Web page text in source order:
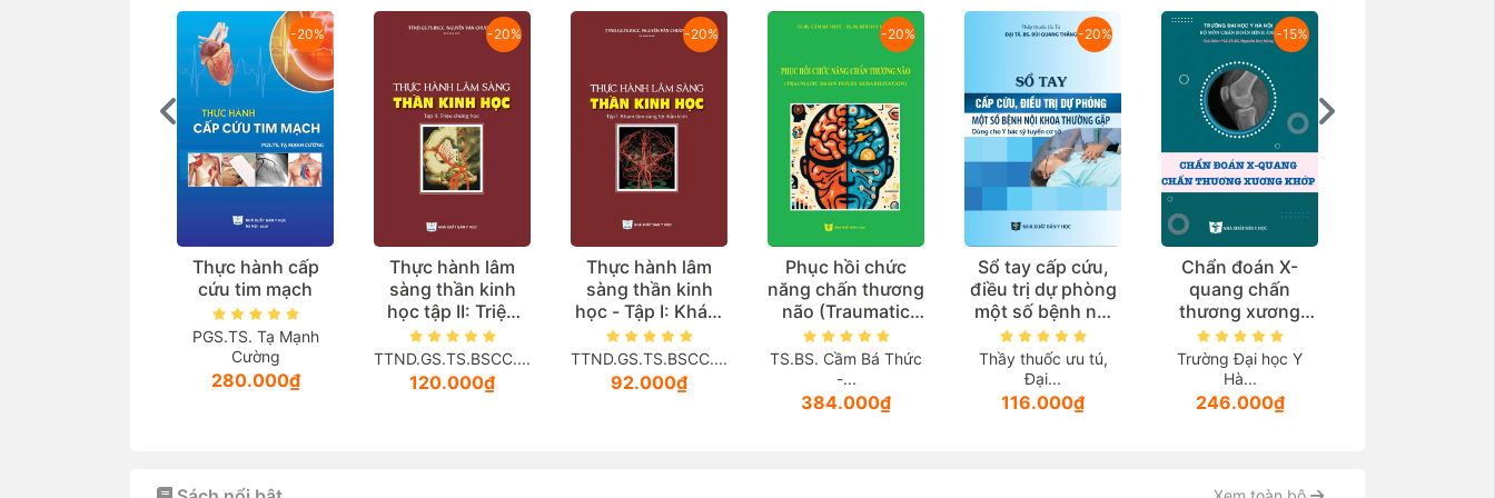
-20%
Thực hành cấp
cứu tim mạch
PGS.TS. Tạ Mạnh
Cường
280.000₫
-20%
Thực hành lâm
sàng thần kinh
học tập II: Triệu
chứng học
TTND.GS.TS.BSCC....
120.000₫
-20%
Thực hành lâm
sàng thần kinh
học - Tập I: Khám
lâm sàng hệ thần
kinh
TTND.GS.TS.BSCC....
92.000₫
-20%
Phục hồi chức
năng chấn thương
não (Traumatic
Brain Injury
Rehabilitation)
TS.BS. Cầm Bá Thức
-...
384.000₫
-20%
Sổ tay cấp cứu,
điều trị dự phòng
một số bệnh nội
khoa thường gặp
(Dùng cho y bác
sỹ tuyến cơ sở)
Thầy thuốc ưu tú,
Đại...
116.000₫
-15%
Chẩn đoán X-
quang chấn
thương xương
khớp
Trường Đại học Y
Hà...
246.000₫